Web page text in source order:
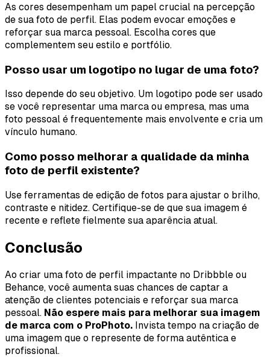
As cores desempenham um papel crucial na percepção
de sua foto de perfil. Elas podem evocar emoções e
reforçar sua marca pessoal. Escolha cores que
complementem seu estilo e portfólio.
Posso usar um logotipo no lugar de uma foto?
Isso depende do seu objetivo. Um logotipo pode ser usado
se você representar uma marca ou empresa, mas uma
foto pessoal é frequentemente mais envolvente e cria um
vínculo humano.
Como posso melhorar a qualidade da minha
foto de perfil existente?
Use ferramentas de edição de fotos para ajustar o brilho,
contraste e nitidez. Certifique-se de que sua imagem é
recente e reflete fielmente sua aparência atual.
Conclusão
Ao criar uma foto de perfil impactante no Dribbble ou
Behance, você aumenta suas chances de captar a
atenção de clientes potenciais e reforçar sua marca
pessoal. Não espere mais para melhorar sua imagem
de marca com o ProPhoto. Invista tempo na criação de
uma imagem que o represente de forma autêntica e
profissional.